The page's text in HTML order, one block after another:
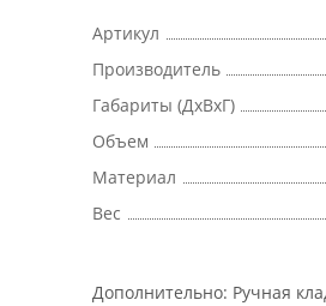
Артикул
Производитель
Габариты (ДхВхГ)
Объем
Материал
Вес
Дополнительно: Ручная